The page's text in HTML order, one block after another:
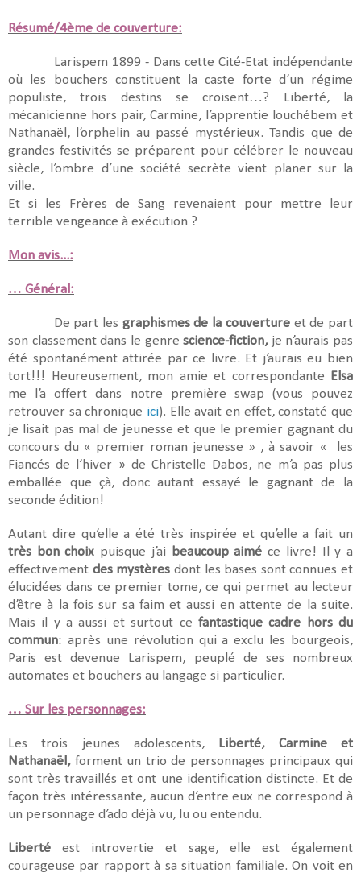
Résumé/4ème de couverture:
Larispem 1899 - Dans cette Cité-Etat indépendante
où les bouchers constituent la caste forte d’un régime
populiste, trois destins se croisent…? Liberté, la
mécanicienne hors pair, Carmine, l’apprentie louchébem et
Nathanaël, l’orphelin au passé mystérieux. Tandis que de
grandes festivités se préparent pour célébrer le nouveau
siècle, l’ombre d’une société secrète vient planer sur la
ville.
Et si les Frères de Sang revenaient pour mettre leur
terrible vengeance à exécution ?
Mon avis...:
… Général:
De part les graphismes de la couvertureet de part
son classement dans le genrescience-fiction,je n’aurais pas
été spontanément attirée par ce livre. Et j’aurais eu bien
tort!!! Heureusement, mon amie et correspondante Elsa
me l’a offert dans notre première swap (vous pouvez
retrouver sa chronique ici). Elle avait en effet, constaté que
je lisait pas mal de jeunesse et que le premier gagnant du
concours du « premier roman jeunesse » , à savoir « les
Fiancés de l’hiver » de Christelle Dabos, ne m’a pas plus
emballée que çà, donc autant essayé le gagnant de la
seconde édition!
Autant dire qu’elle a été très inspirée et qu’elle a fait un
très bon choix puisque j’ai beaucoup aimé ce livre! Il y a
effectivement des mystères dont les bases sont connues et
élucidées dans ce premier tome, ce qui permet au lecteur
d’être à la fois sur sa faim et aussi en attente de la suite.
Mais il y a aussi et surtout ce fantastique cadre hors du
commun: après une révolution qui a exclu les bourgeois,
Paris est devenue Larispem, peuplé de ses nombreux
automates et bouchers au langage si particulier.
… Sur les personnages:
Les trois jeunes adolescents,
Liberté, Carmine et
Nathanaël,forment un trio de personnages principaux qui
sont très travaillés et ont une identification distincte. Et de
façon très intéressante, aucun d’entre eux ne correspond à
un personnage d’ado déjà vu, lu ou entendu.
Liberté est introvertie et sage, elle est également
courageuse par rapport à sa situation familiale. On voit en